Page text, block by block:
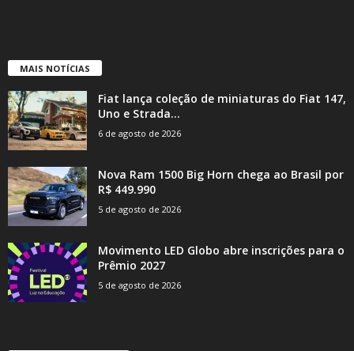
MAIS NOTÍCIAS
Fiat lança coleção de miniaturas do Fiat 147,
Uno e Strada...
6 de agosto de 2026
Nova Ram 1500 Big Horn chega ao Brasil por
R$ 449.990
5 de agosto de 2026
Movimento LED Globo abre inscrições para o
Prêmio 2027
5 de agosto de 2026